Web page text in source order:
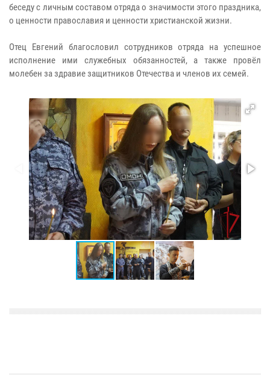
беседу с личным составом отряда о значимости этого праздника,
о ценности православия и ценности христианской жизни.
Отец Евгений благословил сотрудников отряда на успешное
исполнение ими служебных обязанностей, а также провёл
молебен за здравие защитников Отечества и членов их семей.​​​​​​​